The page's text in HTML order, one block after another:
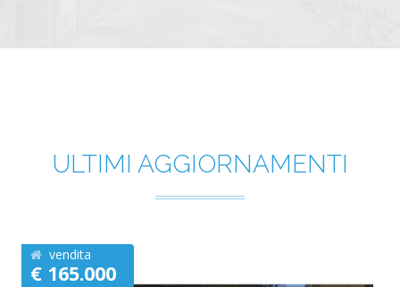
ULTIMI AGGIORNAMENTI
vendita
€ 165.000